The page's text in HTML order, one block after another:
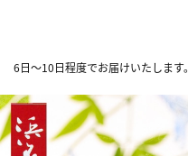
6日～10日程度でお届けいたします。